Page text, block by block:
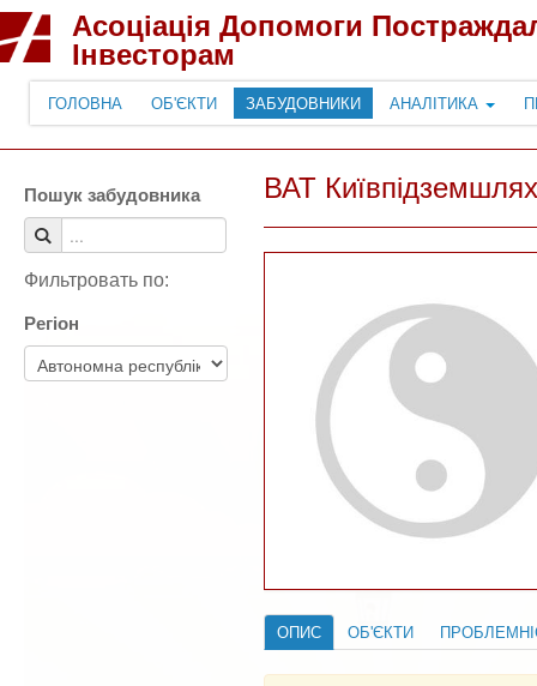
Асоціація Допомоги
Інвесторам
ГОЛОВНА ОБ'ЄКТИ ЗАБУДОВНИКИ АНАЛІТИКА
Пошук забудовника
Фильтровать по:
Регіон
ВАТ
ОПИС ОБ'ЄКТИ